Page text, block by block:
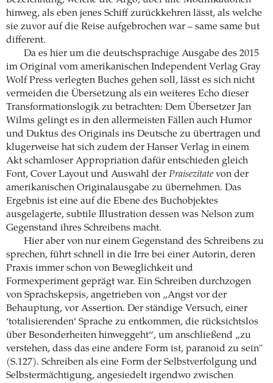
hinweg, als eben jenes Schiff zurückkehren lässt, als welche
sie zuvor auf die Reise aufgebrochen war – same same but
different.
Da es hier um die deutschsprachige Ausgabe des 2015
im Original vom amerikanischen Independent Verlag Gray
Wolf Press verlegten Buches gehen soll, lässt es sich nicht
vermeiden die Übersetzung als ein weiteres Echo dieser
Transformationslogik zu betrachten: Dem Übersetzer Jan
Wilms gelingt es in den allermeisten Fällen auch Humor
und Duktus des Originals ins Deutsche zu übertragen und
klugerweise hat sich zudem der Hanser Verlag in einem
Akt schamloser Appropriation dafür entschieden gleich
Font, Cover Layout und Auswahl der Praisezitate von der
amerikanischen Originalausgabe zu übernehmen. Das
Ergebnis ist eine auf die Ebene des Buchobjektes
ausgelagerte, subtile Illustration dessen was Nelson zum
Gegenstand ihres Schreibens macht.
Hier aber von nur einem Gegenstand des Schreibens zu
sprechen, führt schnell in die Irre bei einer Autorin, deren
Praxis immer schon von Beweglichkeit und
Formexperiment geprägt war. Ein Schreiben durchzogen
von Sprachskepsis, angetrieben von „Angst vor der
Behauptung, vor Assertion. Der ständige Versuch, einer
‘totalisierenden‘ Sprache zu entkommen, die rücksichtslos
über Besonderheiten hinweggeht“, um anschließend „zu
verstehen, dass das eine andere Form ist, paranoid zu sein"
(S.127). Schreiben als eine Form der Selbstverfolgung und
Selbstermächtigung, angesiedelt irgendwo zwischen